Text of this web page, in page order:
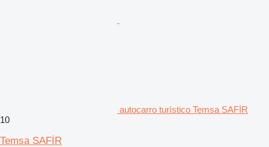
autocarro turístico Temsa SAFİR
10
Temsa SAFİR